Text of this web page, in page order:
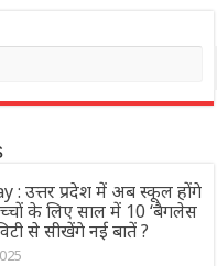
: उत्तर प्रदेश में अब स्कूल होंगे
के लिए साल में 10 ‘बैगलेस
से सीखेंगे नई बातें ?